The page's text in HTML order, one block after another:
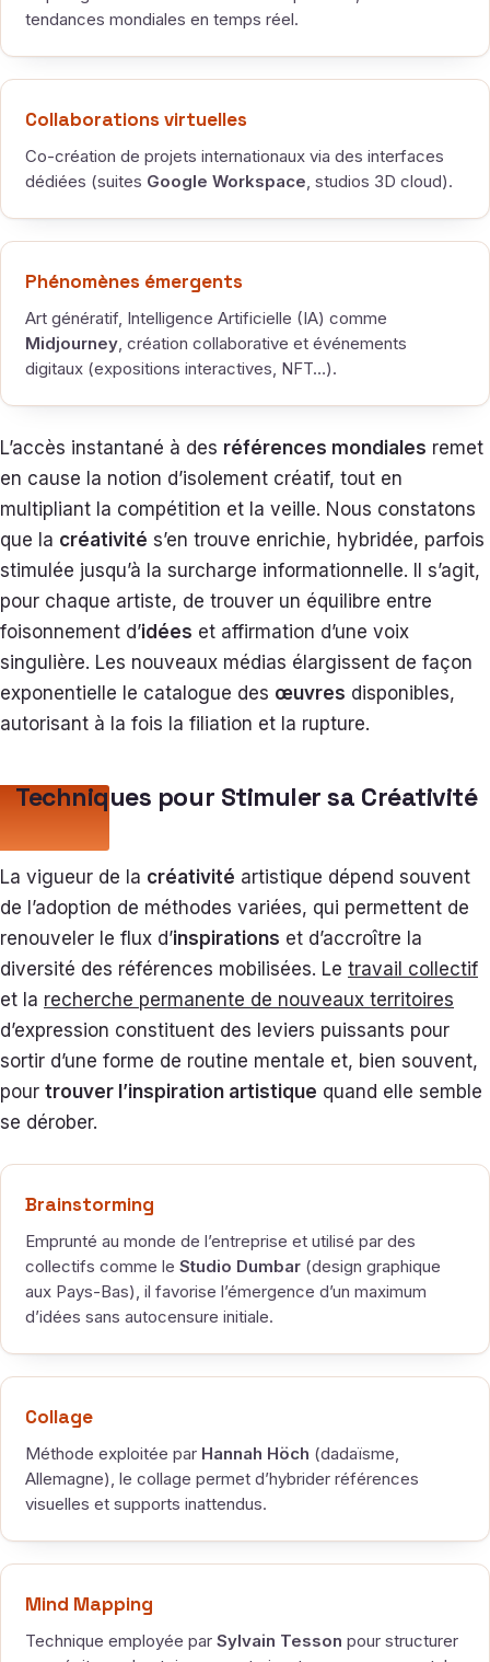
tendances mondiales en temps réel.
Collaborations virtuelles
Co-création de projets internationaux via des interfaces
dédiées (suites Google Workspace , studios 3D cloud).
Phénomènes émergents
Art génératif, Intelligence Artificielle (IA) comme
Midjourney , création collaborative et événements
digitaux (expositions interactives, NFT…).
L’accès instantané à des références mondiales remet
en cause la notion d’isolement créatif, tout en
multipliant la compétition et la veille. Nous constatons
que la créativité s’en trouve enrichie, hybridée, parfois
stimulée jusqu’à la surcharge informationnelle. Il s’agit,
pour chaque artiste, de trouver un équilibre entre
foisonnement d’idées et affirmation d’une voix
singulière. Les nouveaux médias élargissent de façon
exponentielle le catalogue des œuvres disponibles,
autorisant à la fois la filiation et la rupture.
Techniques pour Stimuler sa Créativité
La vigueur de la créativité artistique dépend souvent
de l’adoption de méthodes variées, qui permettent de
renouveler le flux d’inspirations et d’accroître la
diversité des références mobilisées. Le travail collectif
et la recherche permanente de nouveaux territoires
d’expression constituent des leviers puissants pour
sortir d’une forme de routine mentale et, bien souvent,
pour trouver l’inspiration artistique quand elle semble
se dérober.
Brainstorming
Emprunté au monde de l’entreprise et utilisé par des
collectifs comme le Studio Dumbar (design graphique
aux Pays-Bas), il favorise l’émergence d’un maximum
d’idées sans autocensure initiale.
Collage
Méthode exploitée par Hannah Höch (dadaïsme,
Allemagne), le collage permet d’hybrider références
visuelles et supports inattendus.
Mind Mapping
Technique employée par Sylvain Tesson pour structurer